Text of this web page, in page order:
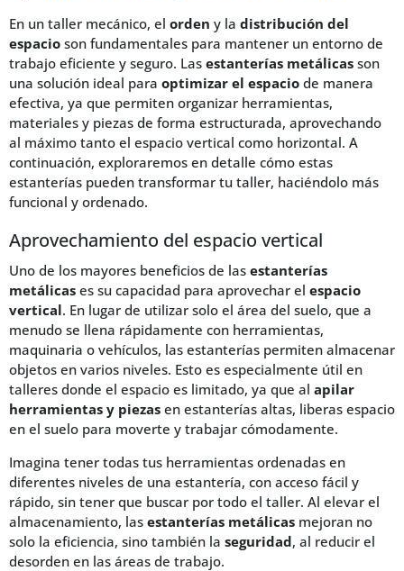
En un taller mecánico, el orden y la distribución del
espacio son fundamentales para mantener un entorno de
trabajo eficiente y seguro. Las estanterías metálicas son
una solución ideal para optimizar el espacio de manera
efectiva, ya que permiten organizar herramientas,
materiales y piezas de forma estructurada, aprovechando
al máximo tanto el espacio vertical como horizontal. A
continuación, exploraremos en detalle cómo estas
estanterías pueden transformar tu taller, haciéndolo más
funcional y ordenado.
Aprovechamiento del espacio vertical
Uno de los mayores beneficios de las estanterías
metálicas es su capacidad para aprovechar el espacio
vertical. En lugar de utilizar solo el área del suelo, que a
menudo se llena rápidamente con herramientas,
maquinaria o vehículos, las estanterías permiten almacenar
objetos en varios niveles. Esto es especialmente útil en
talleres donde el espacio es limitado, ya que al apilar
herramientas y piezas en estanterías altas, liberas espacio
en el suelo para moverte y trabajar cómodamente.
Imagina tener todas tus herramientas ordenadas en
diferentes niveles de una estantería, con acceso fácil y
rápido, sin tener que buscar por todo el taller. Al elevar el
almacenamiento, las estanterías metálicas mejoran no
solo la eficiencia, sino también la seguridad, al reducir el
desorden en las áreas de trabajo.